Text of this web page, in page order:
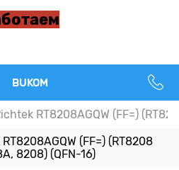
BUKOM
RT8208AGQW (FF=)
(FF=) (RT8208
8208) (QFN-16)